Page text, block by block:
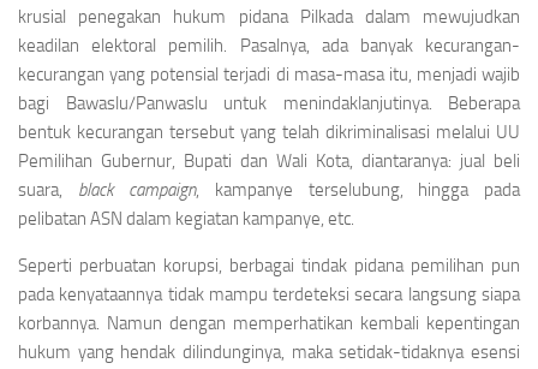
krusial penegakan hukum pidana Pilkada dalam mewujudkan
keadilan elektoral pemilih. Pasalnya, ada banyak kecurangan-
kecurangan yang potensial terjadi di masa-masa itu, menjadi wajib
bagi Bawaslu/Panwaslu untuk menindaklanjutinya. Beberapa
bentuk kecurangan tersebut yang telah dikriminalisasi melalui UU
Pemilihan Gubernur, Bupati dan Wali Kota, diantaranya: jual beli
suara, black campaign, kampanye terselubung, hingga pada
pelibatan ASN dalam kegiatan kampanye, etc.
Seperti perbuatan korupsi, berbagai tindak pidana pemilihan pun
pada kenyataannya tidak mampu terdeteksi secara langsung siapa
korbannya. Namun dengan memperhatikan kembali kepentingan
hukum yang hendak dilindunginya, maka setidak-tidaknya esensi